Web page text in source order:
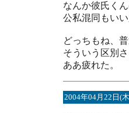
なんか彼氏く
公私混同もい
どっちもね、
そういう区別
ああ疲れた。
2004年04月22日(